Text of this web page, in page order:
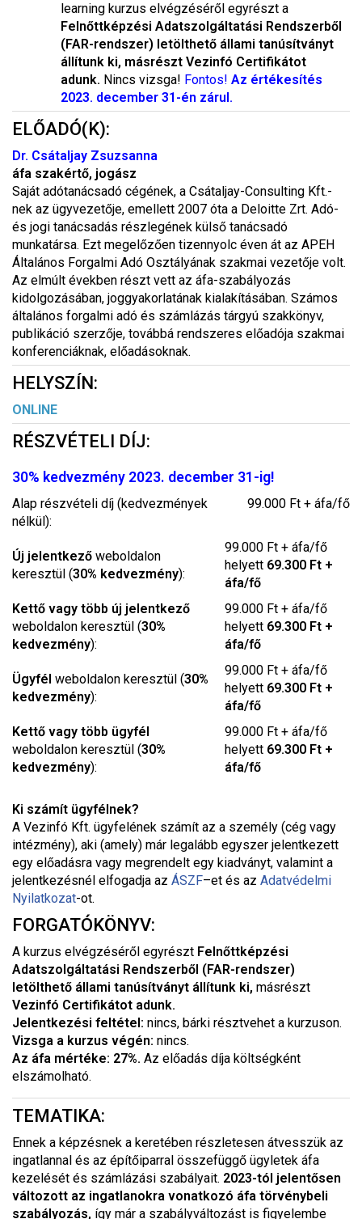
learning kurzus elvégzéséről egyrészt a
Felnőttképzési Adatszolgáltatási Rendszerből
(FAR-rendszer) letölthető állami tanúsítványt
állítunk ki, másrészt Vezinfó Certifikátot
adunk. Nincs vizsga! Fontos! Az értékesítés
2023. december 31-én zárul.
ELŐADÓ(K):
Dr. Csátaljay Zsuzsanna
áfa szakértő, jogász
Saját adótanácsadó cégének, a Csátaljay-Consulting Kft.-
nek az ügyvezetője, emellett 2007 óta a Deloitte Zrt. Adó-
és jogi tanácsadás részlegének külső tanácsadó
munkatársa. Ezt megelőzően tizennyolc éven át az APEH
Általános Forgalmi Adó Osztályának szakmai vezetője volt.
Az elmúlt években részt vett az áfa-szabályozás
kidolgozásában, joggyakorlatának kialakításában. Számos
általános forgalmi adó és számlázás tárgyú szakkönyv,
publikáció szerzője, továbbá rendszeres előadója szakmai
konferenciáknak, előadásoknak.
HELYSZÍN:
ONLINE
RÉSZVÉTELI DÍJ:
30% kedvezmény 2023. december 31-ig!
Alap részvételi díj (kedvezmények
nélkül):
99.000 Ft + áfa/fő
Új jelentkező weboldalon
keresztül (30% kedvezmény):
99.000 Ft + áfa/fő
helyett 69.300 Ft +
áfa/fő
Kettő vagy több új jelentkező
weboldalon keresztül (30%
kedvezmény):
99.000 Ft + áfa/fő
helyett 69.300 Ft +
áfa/fő
Ügyfél weboldalon keresztül (30%
kedvezmény):
99.000 Ft + áfa/fő
helyett 69.300 Ft +
áfa/fő
Kettő vagy több ügyfél
weboldalon keresztül (30%
kedvezmény):
99.000 Ft + áfa/fő
helyett 69.300 Ft +
áfa/fő
Ki számít ügyfélnek?
A Vezinfó Kft. ügyfelének számít az a személy (cég vagy
intézmény), aki (amely) már legalább egyszer jelentkezett
egy előadásra vagy megrendelt egy kiadványt, valamint a
jelentkezésnél elfogadja az ÁSZF–et és az Adatvédelmi
Nyilatkozat-ot.
FORGATÓKÖNYV:
A kurzus elvégzéséről egyrészt Felnőttképzési
Adatszolgáltatási Rendszerből (FAR-rendszer)
letölthető állami tanúsítványt állítunk ki, másrészt
Vezinfó Certifikátot adunk.
Jelentkezési feltétel: nincs, bárki résztvehet a kurzuson.
Vizsga a kurzus végén: nincs.
Az áfa mértéke: 27%. Az előadás díja költségként
elszámolható.
TEMATIKA:
Ennek a képzésnek a keretében részletesen átvesszük az
ingatlannal és az építőiparral összefüggő ügyletek áfa
kezelését és számlázási szabályait. 2023-tól jelentősen
változott az ingatlanokra vonatkozó áfa törvénybeli
szabályozás, így már a szabályváltozást is figyelembe